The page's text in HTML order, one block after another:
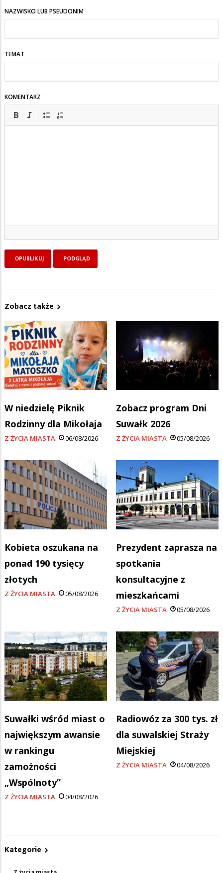
NAZWISKO LUB PSEUDONIM
TEMAT
KOMENTARZ
Zobacz także
W niedzielę Piknik
Rodzinny dla Mikołaja
Z ŻYCIA MIASTA 06/08/2026
Zobacz program Dni
Suwałk 2026
Z ŻYCIA MIASTA 05/08/2026
Kobieta oszukana na
ponad 190 tysięcy
złotych
Z ŻYCIA MIASTA 05/08/2026
Prezydent zaprasza na
spotkania
konsultacyjne z
mieszkańcami
Z ŻYCIA MIASTA 05/08/2026
Suwałki wśród miast o
największym awansie
w rankingu
zamożności
„Wspólnoty”
Z ŻYCIA MIASTA 04/08/2026
Radiowóz za 300 tys. zł
dla suwalskiej Straży
Miejskiej
Z ŻYCIA MIASTA 04/08/2026
Kategorie